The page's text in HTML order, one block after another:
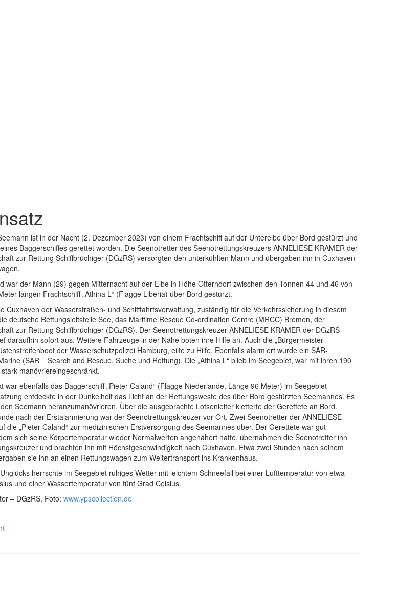
ist in der Nacht (2. Dezember 2023) von einem Frachtschiff auf der Unterelbe über Bord gestürzt und
Baggerschiffes gerettet worden. Die Seenotretter des Seenotrettungskreuzers ANNELIESE KRAMER der
zur Rettung Schiffbrüchiger (DGzRS) versorgten den unterkühlten Mann und übergaben ihn in Cuxhaven
war der Mann (29) gegen Mitternacht auf der Elbe in Höhe Otterndorf zwischen den Tonnen 44 und 46 von
langen Frachtschiff „Athina L“ (Flagge Liberia) über Bord gestürzt.
Cuxhaven der Wasserstraßen- und Schifffahrtsverwaltung, zuständig für die Verkehrssicherung in diesem
deutsche Rettungsleitstelle See, das Maritime Rescue Co-ordination Centre (MRCC) Bremen, der
zur Rettung Schiffbrüchiger (DGzRS). Der Seenotrettungskreuzer ANNELIESE KRAMER der DGzRS-
daraufhin sofort aus. Weitere Fahrzeuge in der Nähe boten ihre Hilfe an. Auch die „Bürgermeister
der Wasserschutzpolizei Hamburg, eilte zu Hilfe. Ebenfalls alarmiert wurde ein SAR-
(SAR = Search and Rescue, Suche und Rettung). Die „Athina L“ blieb im Seegebiet, war mit ihren 190
manövriereingeschränkt.
war ebenfalls das Baggerschiff „Pieter Caland“ (Flagge Niederlande, Länge 96 Meter) im Seegebiet
entdeckte in der Dunkelheit das Licht an der Rettungsweste des über Bord gestürzten Seemannes. Es
Seemann heranzumanövrieren. Über die ausgebrachte Lotsenleiter kletterte der Gerettete an Bord.
nach der Erstalarmierung war der Seenotrettungskreuzer vor Ort. Zwei Seenotretter der ANNELIESE
die „Pieter Caland“ zur medizinischen Erstversorgung des Seemannes über. Der Gerettete war gut
sich seine Körpertemperatur wieder Normalwerten angenähert hatte, übernahmen die Seenotretter ihn
und brachten ihn mit Höchstgeschwindigkeit nach Cuxhaven. Etwa zwei Stunden nach seinem
sie ihn an einen Rettungswagen zum Weitertransport ins Krankenhaus.
herrschte im Seegebiet ruhiges Wetter mit leichtem Schneefall bei einer Lufttemperatur von etwa
und einer Wassertemperatur von fünf Grad Celsius.
– DGzRS, Foto: www.ypscollection.de